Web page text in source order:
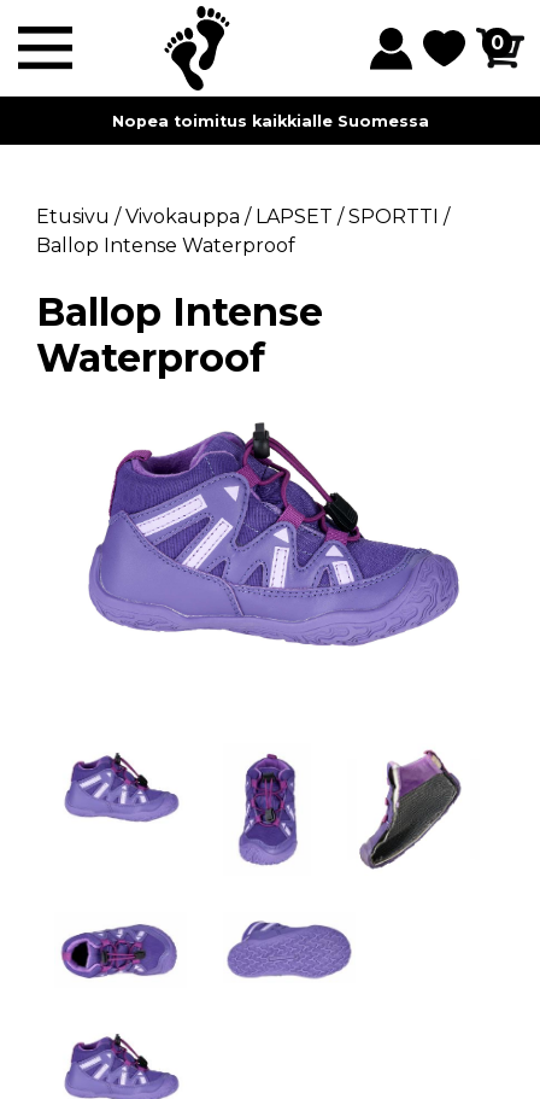
0
Nopea toimitus kaikkialle Suomessa
Etusivu /Vivokauppa / LAPSET /SPORTTI /
Ballop Intense Waterproof
Ballop Intense
Waterproof